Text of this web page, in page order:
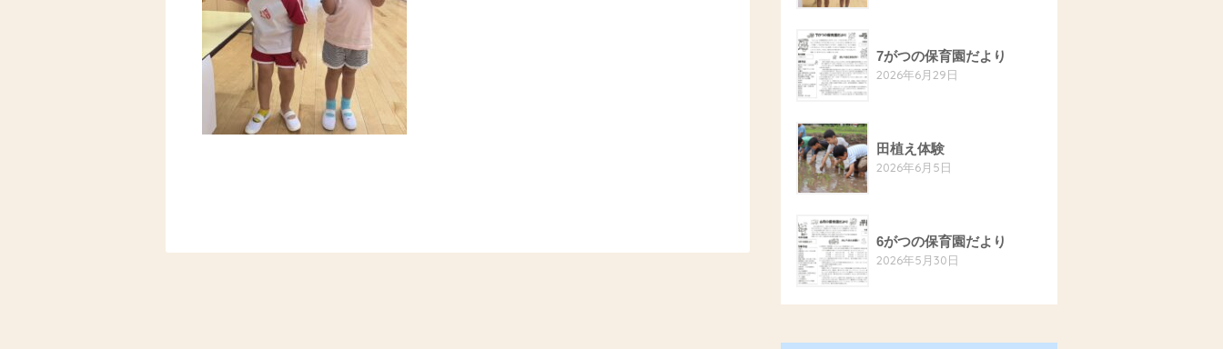
7がつの保育園だより
2026年6月29日
田植え体験
2026年6月5日
6がつの保育園だより
2026年5月30日